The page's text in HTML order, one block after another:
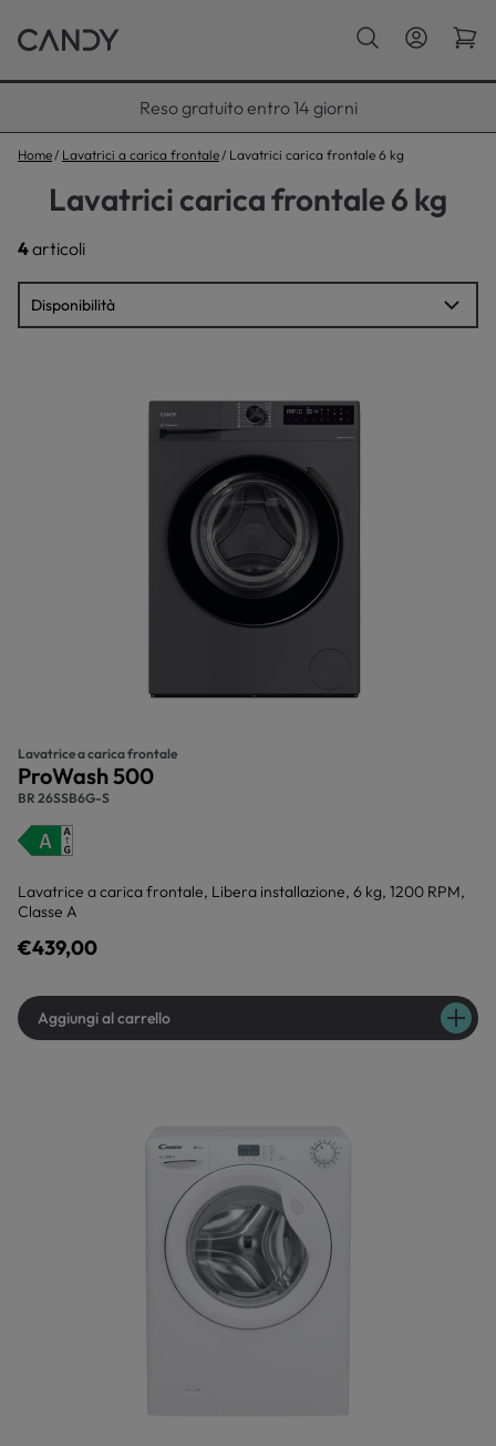
Paga con Klarna fino a 12 rate
Home Lavatrici a carica frontale Lavatrici carica frontale 6 kg
Lavatrici carica frontale 6 kg
4articoli
Lavatrice a carica frontale
ProWash 500
BR 26SSB6G-S
Lavatrice a carica frontale, Libera installazione, 6 kg, 1200 RPM,
Classe A
€439,00
Aggiungi al carrello